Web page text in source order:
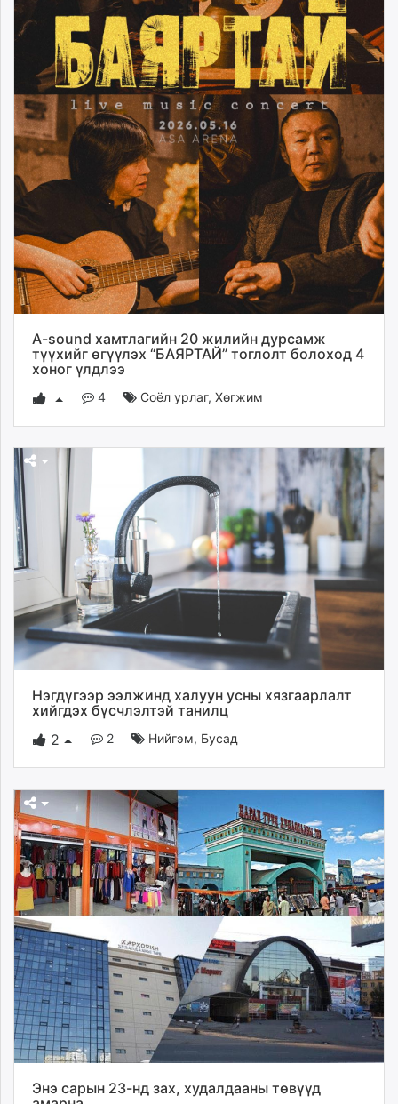
A-sound хамтлагийн 20 жилийн дурсамж
түүхийг өгүүлэх “БАЯРТАЙ” тоглолт болоход 4
хоног үлдлээ
4 Соёл урлаг,Хөгжим
Нэгдүгээр ээлжинд халуун усны хязгаарлалт
хийгдэх бүсчлэлтэй танилц
2
2 Нийгэм, Бусад
Энэ сарын 23-нд зах, худалдааны төвүүд